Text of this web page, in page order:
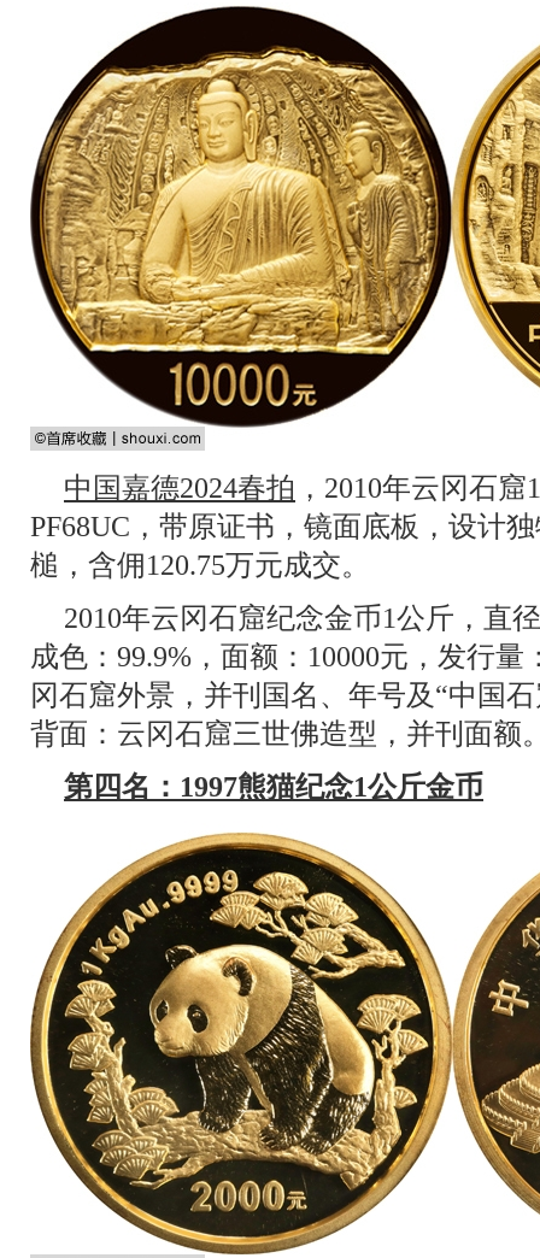
中国嘉德2024春拍 ，2010年云冈石
PF68UC，带原证书，镜面底板，设计
槌，含佣120.75万元成交。
2010年云冈石窟纪念金币1公斤，直
成色：99.9%，面额：10000元，发行
冈石窟外景，并刊国名、年号及“中国
背面：云冈石窟三世佛造型，并刊面额
第四名：1997熊猫纪念1公斤金币